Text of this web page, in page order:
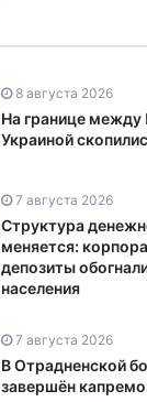
8 августа 2026
На границе
Украиной
7 августа 2026
Структура
меняется:
депозиты
населения
7 августа 2026
В Отрадненской
завершён